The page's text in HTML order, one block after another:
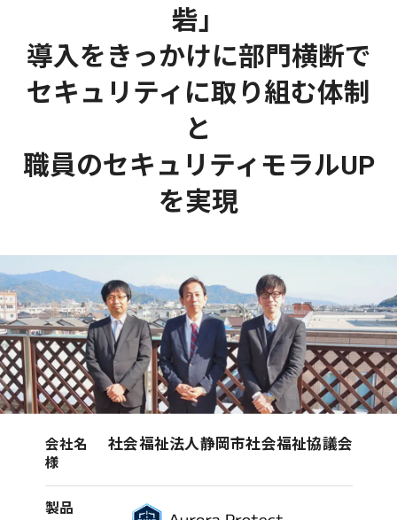
砦」
導入をきっかけに部門横断で
セキュリティに取り組む体制
と
職員のセキュリティモラルUP
を実現
会社名 社会福祉法人静岡市社会福祉協議会
様
製品